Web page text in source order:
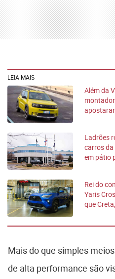
LEIA MAIS
Além da
Ladrões
carros
em pátio
Rei do
Yaris
que
Mais do que simples
de alta performance são